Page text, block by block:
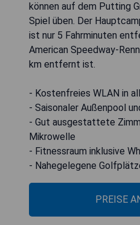
können auf dem Putting
Spiel üben. Der
ist nur 5 Fahrminuten
American Speedway-
km entfernt ist.
- Kostenfreies WLAN in
- Saisonaler Außenpool
- Gut ausgestattete
Mikrowelle
- Fitnessraum inklusive
- Nahegelegene
PREISE